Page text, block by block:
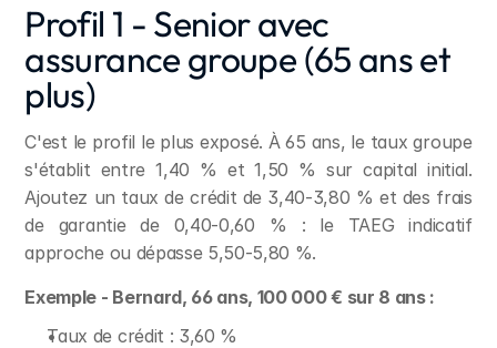
Profil 1 - Senior avec
assurance groupe (65 ans et
plus)
C'est le profil le plus exposé. À 65 ans, le taux groupe
s'établit entre 1,40 % et 1,50 % sur capital initial.
Ajoutez un taux de crédit de 3,40-3,80 % et des frais
de garantie de 0,40-0,60 % : le TAEG indicatif
approche ou dépasse 5,50-5,80 %.
Exemple - Bernard, 66 ans, 100 000 € sur 8 ans :
Taux de crédit : 3,60 %